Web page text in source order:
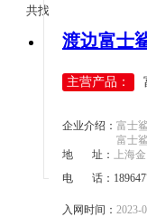
伺服驱动器
直驱电机
电气连接
编码器
反馈系统
传感器
江苏
安徽
机床工具
建材机械
起重机械
汽车制造
橡塑机械
风电光伏
共找到
渡边富士
主营产品：
企业介绍： 富士
富士
地 址：
上海
电 话：
入网时间： 2023-